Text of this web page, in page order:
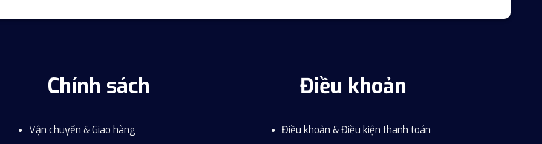
Chính sách
Vận chuyển & Giao hàng
Điều khoản
Điều khoản & Điều kiện thanh toán